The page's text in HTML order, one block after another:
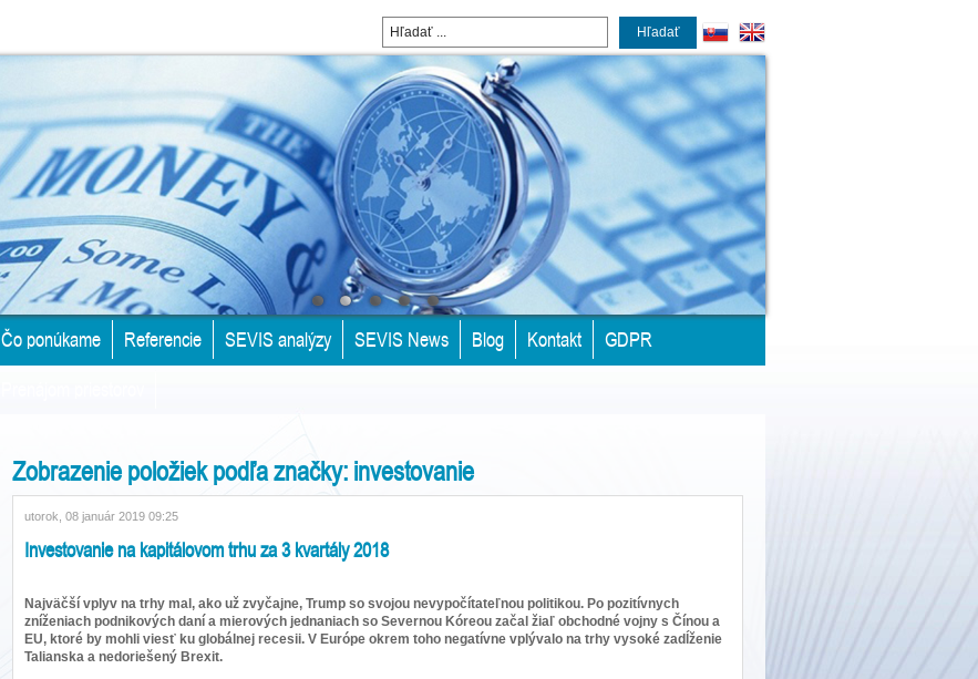
Hľadať
Čo ponúkame Referencie SEVIS analýzy SEVIS News Blog Kontakt
GDPR
Zobrazenie položiek podľa značky: investovanie
utorok, 08 január 2019 09:25
Investovanie na kapitálovom trhu za 3 kvartály 2018
Najväčší vplyv na trhy mal, ako už zvyčajne, Trump so svojou nevypočítateľnou politikou. Po pozitívnych
zníženiach podnikových daní a mierových jednaniach so Severnou Kóreou začal žiaľ obchodné vojny s Čínou a
EU, ktoré by mohli viesť ku globálnej recesii. V Európe okrem toho negatívne vplývalo na trhy vysoké zadĺženie
Talianska a nedoriešený Brexit.